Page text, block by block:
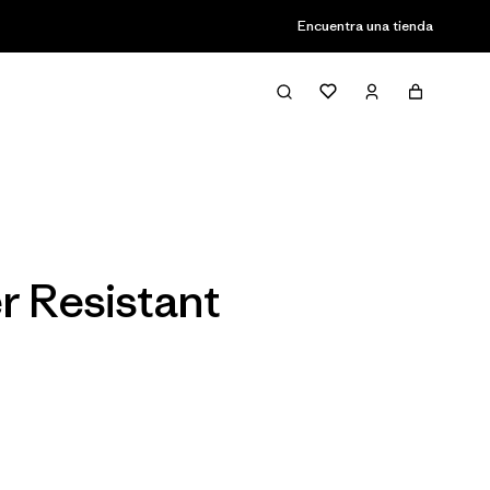
Encuentra una tienda
Filter & Sort
Resistant